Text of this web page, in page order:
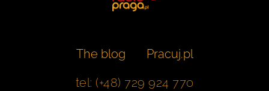
The blog
Pracuj.pl
tel: (+48) 729 924 770